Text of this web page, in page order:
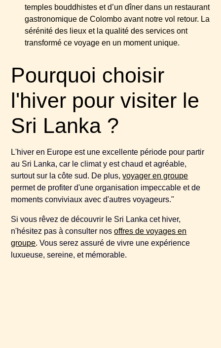
temples bouddhistes et d’un dîner dans un restaurant
gastronomique de Colombo avant notre vol retour. La
sérénité des lieux et la qualité des services ont
transformé ce voyage en un moment unique.
Pourquoi choisir
l'hiver pour visiter le
Sri Lanka ?
L'hiver en Europe est une excellente période pour partir
au Sri Lanka, car le climat y est chaud et agréable,
surtout sur la côte sud. De plus,voyager en groupe
permet de profiter d'une organisation impeccable et de
moments conviviaux avec d'autres voyageurs."
Si vous rêvez de découvrir le Sri Lanka cet hiver,
n'hésitez pas à consulter nosoffres de voyages en
groupe. Vous serez assuré de vivre une expérience
luxueuse, sereine, et mémorable.